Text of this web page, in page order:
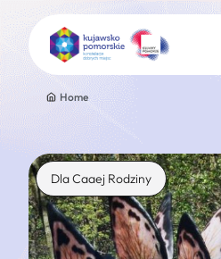
Znajdź atrakcję
Nazwa atrakcji
Home
Dla Caaej Rodziny